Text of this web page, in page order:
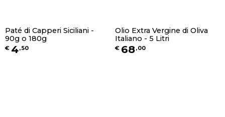
Paté di Capperi Siciliani -
90g o 180g
€ 4,50
Olio Extra Vergine di Oliva
Italiano - 5 Litri
€ 68,00